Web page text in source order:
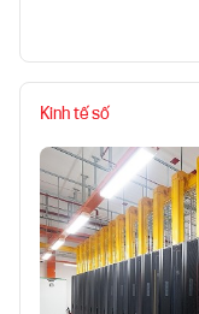
Kinh tế số